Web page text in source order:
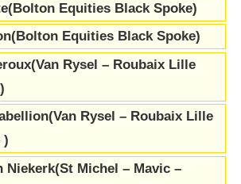
Equities Black Spoke)
Equities Black Spoke)
Rysel – Roubaix Lille
Rysel – Roubaix Lille
)
Niekerk(St Michel – Mavic –